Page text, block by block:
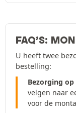
FAQ’S:
U heeft twee
bestelling:
Bezorging
velgen naar
voor de